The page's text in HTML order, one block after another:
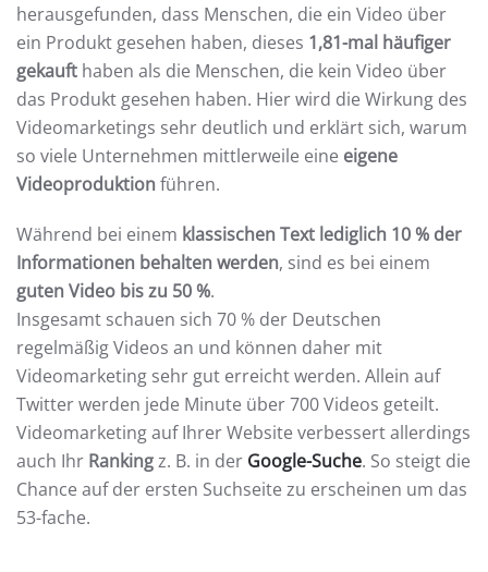
herausgefunden, dass Menschen, die ein Video über
ein Produkt gesehen haben, dieses 1,81-mal häufiger
gekauft haben als die Menschen, die kein Video über
das Produkt gesehen haben. Hier wird die Wirkung des
Videomarketings sehr deutlich und erklärt sich, warum
so viele Unternehmen mittlerweile eine eigene
Videoproduktionführen.
Während bei einem klassischen Text lediglich 10 % der
Informationen behalten werden, sind es bei einem
guten Video bis zu 50 %.
Insgesamt schauen sich 70 % der Deutschen
regelmäßig Videos an und können daher mit
Videomarketing sehr gut erreicht werden. Allein auf
Twitter werden jede Minute über 700 Videos geteilt.
Videomarketing auf Ihrer Website verbessert allerdings
auch Ihr Rankingz. B. in der Google-Suche. So steigt die
Chance auf der ersten Suchseite zu erscheinen um das
53-fache.